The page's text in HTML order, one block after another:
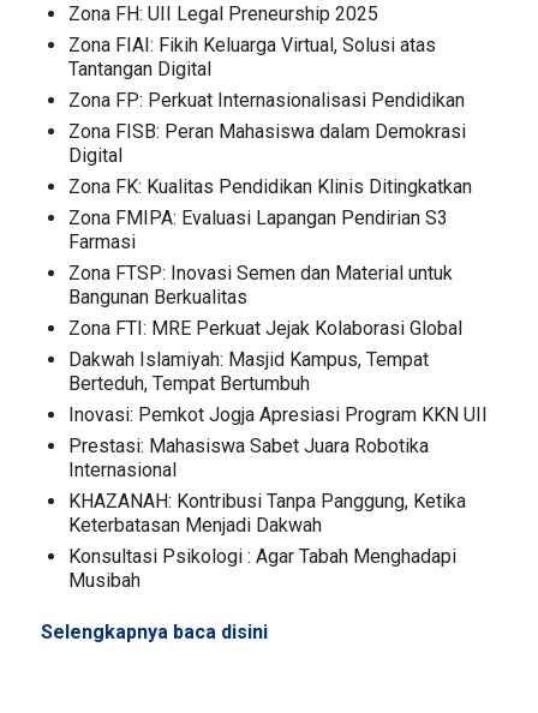
Zona FH: UII Legal Preneurship 2025
Zona FIAI: Fikih Keluarga Virtual, Solusi atas
Tantangan Digital
Zona FP: Perkuat Internasionalisasi Pendidikan
Zona FISB: Peran Mahasiswa dalam Demokrasi
Digital
Zona FK: Kualitas Pendidikan Klinis Ditingkatkan
Zona FMIPA: Evaluasi Lapangan Pendirian S3
Farmasi
Zona FTSP: Inovasi Semen dan Material untuk
Bangunan Berkualitas
Zona FTI: MRE Perkuat Jejak Kolaborasi Global
Dakwah Islamiyah: Masjid Kampus, Tempat
Berteduh, Tempat Bertumbuh
Inovasi: Pemkot Jogja Apresiasi Program KKN UII
Prestasi: Mahasiswa Sabet Juara Robotika
Internasional
KHAZANAH: Kontribusi Tanpa Panggung, Ketika
Keterbatasan Menjadi Dakwah
Konsultasi Psikologi : Agar Tabah Menghadapi
Musibah
Selengkapnya baca disini